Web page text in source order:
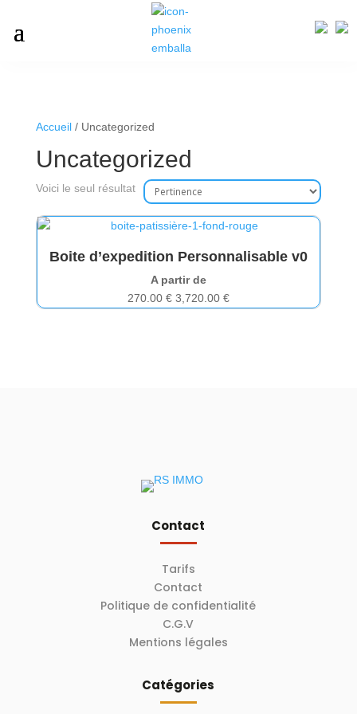
Accueil/ Uncategorized
Uncategorized
Voici le seul résultat
Boite d’expedition Personnalisable v0
A partir de
270.00 € 3,720.00 €
Contact
Tarifs
Contact
Politique de confidentialité
C.G.V
Mentions légales
Catégories